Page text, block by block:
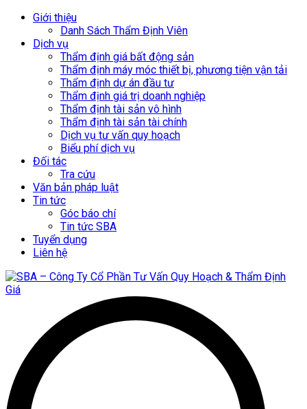
Giới thiệu
Danh Sách Thẩm Định Viên
Dịch vụ
Thẩm định giá bất động sản
Thẩm định máy móc thiết bị, phương tiện vận tải
Thẩm định dự án đầu tư
Thẩm định giá trị doanh nghiệp
Thẩm định tài sản vô hình
Thẩm định tài sản tài chính
Dịch vụ tư vấn quy hoạch
Biểu phí dịch vụ
Đối tác
Tra cứu
Văn bản pháp luật
Tin tức
Góc báo chí
Tin tức SBA
Tuyển dụng
Liên hệ